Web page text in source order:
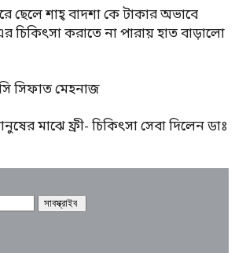
ছেলে শাহ্ বাদশা কে টাকার অভাবে
করাতে না পারায় হাত বাড়ালো
সিফাত মেহনাজ
মাঝে ফ্রী- চিকিৎসা সেবা দিলেন ডাঃ